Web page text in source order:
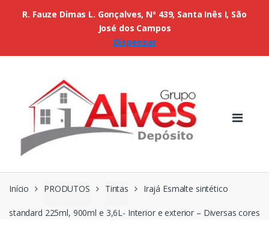
Início PRODUTOS Tintas Irajá Esmalte sintético
standard 225ml, 900ml e 3,6L- Interior e exterior – Diversas cores
R. Fauze Dimas L. Gonçalves, Nº 439, Santa Inês I, São
José dos Campos
Dispensar